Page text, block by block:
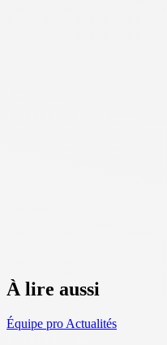
À lire aussi
Équipe pro Actualités